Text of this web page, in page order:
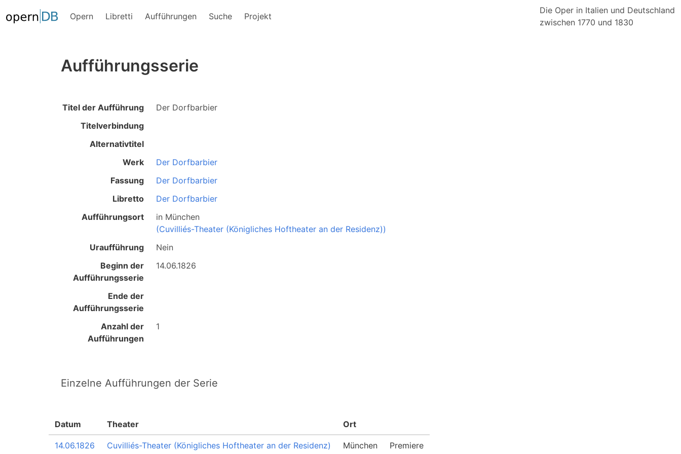
Opern Libretti Aufführungen Suche Projekt
Die Oper in Italien und Deutschland
zwischen 1770 und 1830
Aufführungsserie
Titel der Aufführung
Der Dorfbarbier
Titelverbindung
Alternativtitel
Werk
Der Dorfbarbier
Fassung
Der Dorfbarbier
Libretto
Der Dorfbarbier
Aufführungsort
in München
(Cuvilliés-Theater (Königliches Hoftheater an der Residenz))
Uraufführung
Nein
Beginn der
Aufführungsserie
14.06.1826
Ende der
Aufführungsserie
Anzahl der
Aufführungen
1
Einzelne Aufführungen der Serie
Datum Theater Ort
14.06.1826 Cuvilliés-Theater (Königliches Hoftheater an der Residenz) München Premiere